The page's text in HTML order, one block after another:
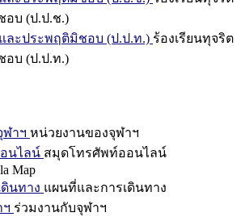
อบ (ป.ป.ช.)
ละประพฤติมิชอบ (ป.ป.ท.) ร้องเรียนทุจริต
อบ (ป.ป.ท.)
ฬาฯ หน่วยงานของจุฬาฯ
นไลน์ สมุดโทรศัพท์ออนไลน์
Map
นทาง แผนที่และการเดินทาง
ร่วมงานกับจุฬาฯ